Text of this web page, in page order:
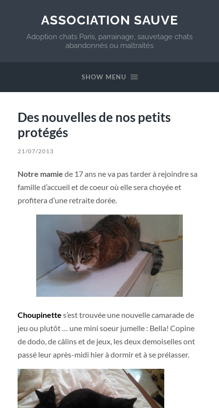
ASSOCIATION SAUVE
Adoption chats Paris, parrainage, sauvetage chats
abandonnés ou maltraités
SHOW MENU
Des nouvelles de nos petits
protégés
21/07/2013
Notre mamie de 17 ans ne va pas tarder à rejoindre sa
famille d’accueil et de coeur où elle sera choyée et
profitera d’une retraite dorée.
Choupinette s’est trouvée une nouvelle camarade de
jeu ou plutôt … une mini soeur jumelle : Bella! Copine
de dodo, de câlins et de jeux, les deux demoiselles ont
passé leur après-midi hier à dormir et à se prélasser.